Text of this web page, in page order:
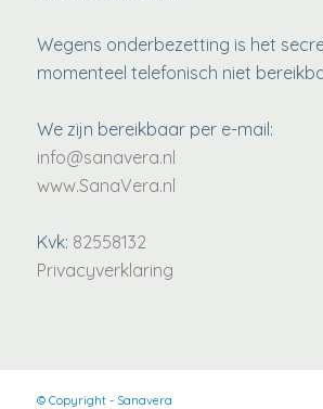
Wegens onderbezetting is het
momenteel telefonisch niet
We zijn bereikbaar per e-mail:
info@sanavera.nl
www.SanaVera.nl
Kvk: 82558132
Privacyverklaring
© Copyright - Sanavera